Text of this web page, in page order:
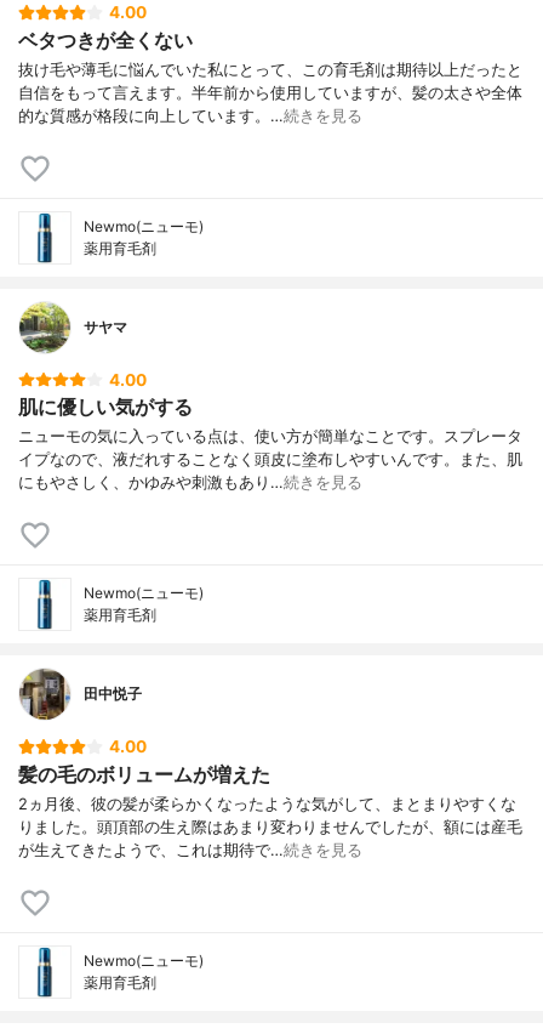
4.00
ベタつきが全くない
抜け毛や薄毛に悩んでいた私にとって、この育毛剤は期待以上だったと
自信をもって言えます。半年前から使用していますが、髪の太さや全体
的な質感が格段に向上しています。…続きを見る
Newmo(ニューモ)
薬用育毛剤
サヤマ
4.00
肌に優しい気がする
ニューモの気に入っている点は、使い方が簡単なことです。スプレータ
イプなので、液だれすることなく頭皮に塗布しやすいんです。また、肌
にもやさしく、かゆみや刺激もあり…続きを見る
Newmo(ニューモ)
薬用育毛剤
田中悦子
4.00
髪の毛のボリュームが増えた
2ヵ月後、彼の髪が柔らかくなったような気がして、まとまりやすくな
りました。頭頂部の生え際はあまり変わりませんでしたが、額には産毛
が生えてきたようで、これは期待で…続きを見る
Newmo(ニューモ)
薬用育毛剤